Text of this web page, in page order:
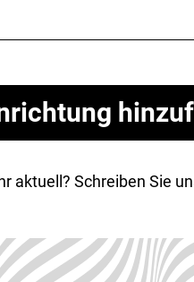
aktuell? Schreiben Sie